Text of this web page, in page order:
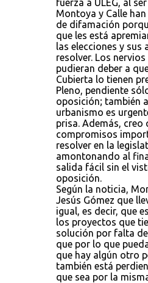
fuerza a ULEG, al
Montoya y Calle
de difamación
que les está
las elecciones y sus
resolver. Los
pudieran deber a
Cubierta lo tienen
Pleno, pendiente
oposición; también
urbanismo es
prisa. Además, creo
compromisos
resolver en la
amontonando al
salida fácil sin el
oposición.
Según la noticia,
Jesús Gómez que
igual, es decir, que
los proyectos que
solución por falta
que por lo que
que hay algún otro
también está
que sea por la